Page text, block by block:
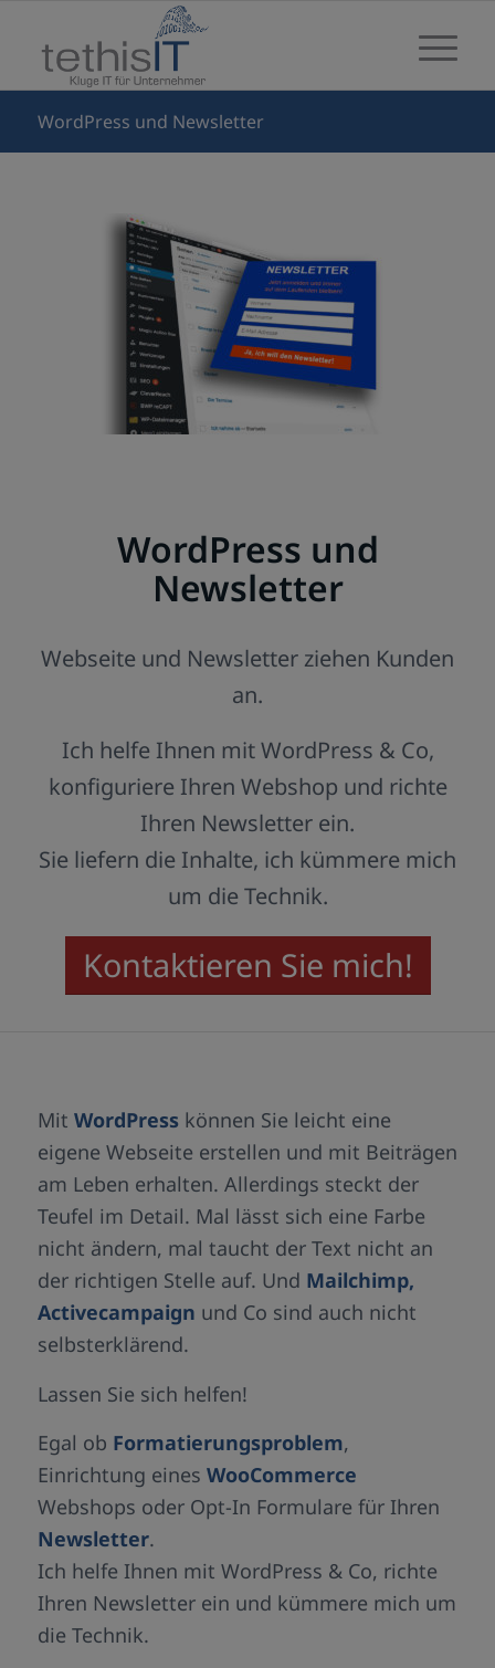
WordPress und Newsletter
WordPress und
Newsletter
Webseite und Newsletter ziehen Kunden
an.
Ich helfe Ihnen mit WordPress & Co,
konfiguriere Ihren Webshop und richte
Ihren Newsletter ein.
Sie liefern die Inhalte, ich kümmere mich
um die Technik.
Kontaktieren Sie mich!
Mit WordPress können Sie leicht eine
eigene Webseite erstellen und mit Beiträgen
am Leben erhalten. Allerdings steckt der
Teufel im Detail. Mal lässt sich eine Farbe
nicht ändern, mal taucht der Text nicht an
der richtigen Stelle auf. Und Mailchimp,
Activecampaign und Co sind auch nicht
selbsterklärend.
Lassen Sie sich helfen!
Egal ob Formatierungsproblem,
Einrichtung eines WooCommerce
Webshops oder Opt-In Formulare für Ihren
Newsletter.
Ich helfe Ihnen mit WordPress & Co, richte
Ihren Newsletter ein und kümmere mich um
die Technik.